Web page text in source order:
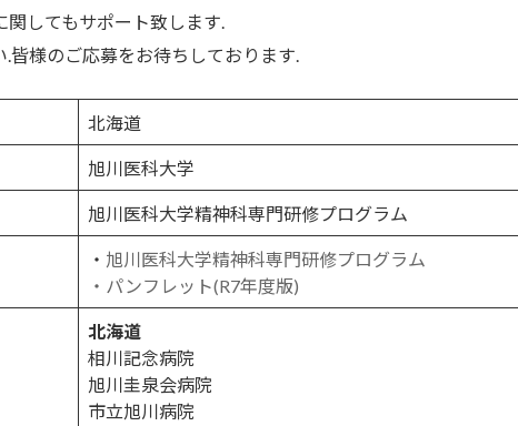
関してもサポート致します.
皆様のご応募をお待ちしております.
北海道
旭川医科大学
旭川医科大学精神科専門研修プログラム
・ 旭川医科大学精神科専門研修プログラム
・パンフレット(R7年度版)
北海道
相川記念病院
旭川圭泉会病院
市立旭川病院